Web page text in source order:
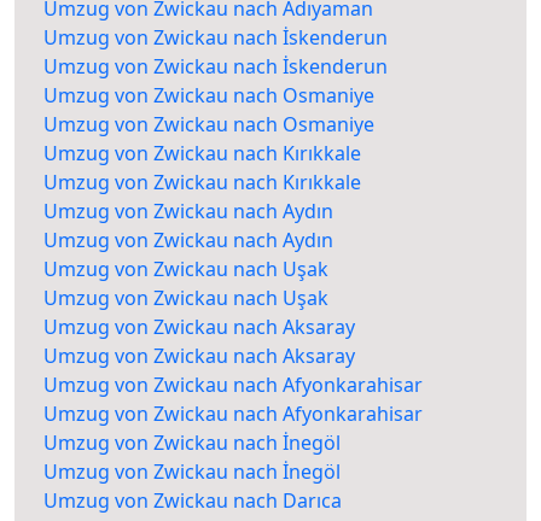
Umzug von Zwickau nach Adıyaman
Umzug von Zwickau nach İskenderun
Umzug von Zwickau nach İskenderun
Umzug von Zwickau nach Osmaniye
Umzug von Zwickau nach Osmaniye
Umzug von Zwickau nach Kırıkkale
Umzug von Zwickau nach Kırıkkale
Umzug von Zwickau nach Aydın
Umzug von Zwickau nach Aydın
Umzug von Zwickau nach Uşak
Umzug von Zwickau nach Uşak
Umzug von Zwickau nach Aksaray
Umzug von Zwickau nach Aksaray
Umzug von Zwickau nach Afyonkarahisar
Umzug von Zwickau nach Afyonkarahisar
Umzug von Zwickau nach İnegöl
Umzug von Zwickau nach İnegöl
Umzug von Zwickau nach Darıca